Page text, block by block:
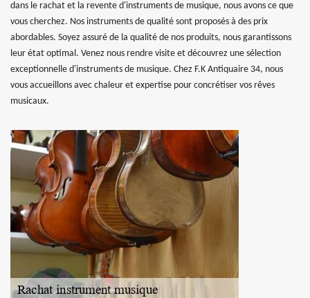
dans le rachat et la revente d'instruments de musique, nous avons ce que
vous cherchez. Nos instruments de qualité sont proposés à des prix
abordables. Soyez assuré de la qualité de nos produits, nous garantissons
leur état optimal. Venez nous rendre visite et découvrez une sélection
exceptionnelle d'instruments de musique. Chez F.K Antiquaire 34, nous
vous accueillons avec chaleur et expertise pour concrétiser vos rêves
musicaux.